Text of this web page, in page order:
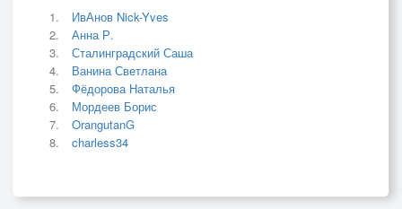
ИвАнов Nick-Yves
Анна Р.
Сталинградский Саша
Ванина Светлана
Фёдорова Наталья
Мордеев Борис
OrangutanG
charless34